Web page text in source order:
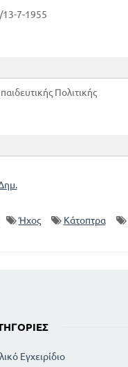
7-1955
Πολιτικής
Ήχος Κάτοπτρα
Εγχειρίδιο